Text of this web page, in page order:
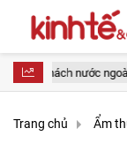
ngoài bị sóng cuốn
Trang chủ Ẩm